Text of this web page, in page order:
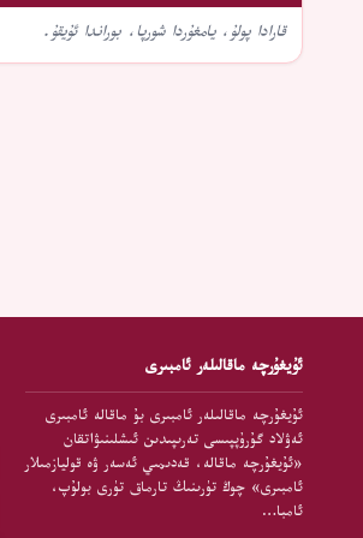
قارادا پولۇ، يامغۇردا شورپا، بوراندا ئۇيقۇ.
ئۇيغۇرچە ماقالىلەر ئامبىرى
ئۇيغۇرچە ماقالىلەر ئامبىرى بۇ ماقالە ئامبىرى
ئەۋلاد گۇرۇپپىسى تەرىپىدىن ئىشلىنىۋاتقان
«ئۇيغۇرچە ماقالە، قەدىمىي ئەسەر ۋە قوليازمىلار
ئامبىرى» چوڭ تۈرىنىڭ تارماق تۈرى بولۇپ،
ئامبا…